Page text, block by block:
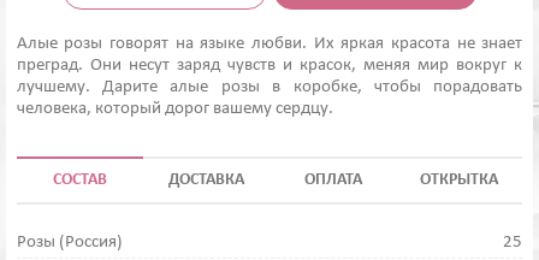
Алые розы говорят на языке любви. Их яркая красота не знает
преград. Они несут заряд чувств и красок, меняя мир вокруг к
лучшему. Дарите алые розы в коробке, чтобы порадовать
человека, который дорог вашему сердцу.
СОСТАВ ДОСТАВКА ОПЛАТА ОТКРЫТКА
Розы (Россия)
25